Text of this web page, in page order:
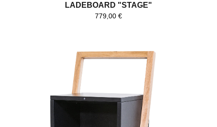
LADEBOARD "STAGE"
779,00 €